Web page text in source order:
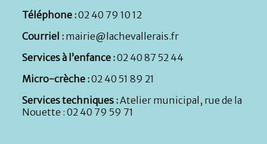
Téléphone :02 40 79 10 12
Courriel : mairie@lachevallerais.fr
Services à l’enfance :02 40 87 52 44
Micro-crèche :02 40 51 89 21
Services techniques :Atelier municipal, rue de la
Nouette : 02 40 79 59 71